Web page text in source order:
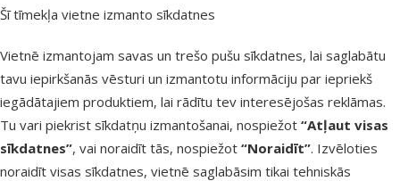
Šī tīmekļa vietne izmanto sīkdatnes
Vietnē izmantojam savas un trešo pušu sīkdatnes, lai saglabātu
tavu iepirkšanās vēsturi un izmantotu informāciju par iepriekš
iegādātajiem produktiem, lai rādītu tev interesējošas reklāmas.
Tu vari piekrist sīkdatņu izmantošanai, nospiežot “Atļaut visas
sīkdatnes”, vai noraidīt tās, nospiežot “Noraidīt”. Izvēloties
noraidīt visas sīkdatnes, vietnē saglabāsim tikai tehniskās
Pirms vajadzīgās devas nomērīšanas veterinārās zāles
PĀRDOZĒŠANA
Pēc pieckārtīgi pārsniegtas ieteiktās terapeitiskās devas
lietošanas, kucēniem un jauniem suņiem nenovēroja
pārdozēšanas klīniskās pazīmes.